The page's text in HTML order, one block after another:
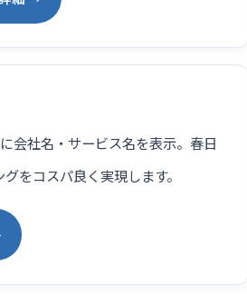
会社名・サービス名を表示。春日
をコスパ良く実現します。